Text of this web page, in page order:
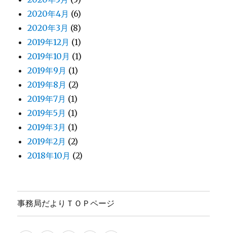
2020年4月 (6)
2020年3月 (8)
2019年12月 (1)
2019年10月 (1)
2019年9月 (1)
2019年8月 (2)
2019年7月 (1)
2019年5月 (1)
2019年3月 (1)
2019年2月 (2)
2018年10月 (2)
事務局だよりＴＯＰページ